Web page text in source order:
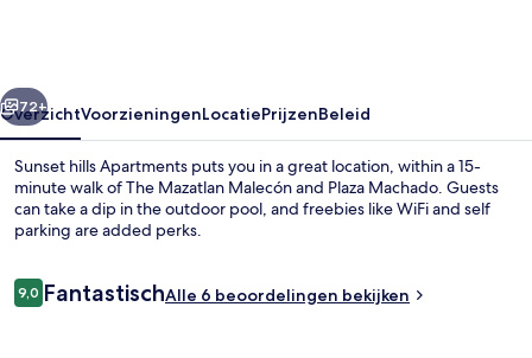
Volgende
72+
OverzichtVoorzieningenLocatiePrijzenBeleid
Sunset hills Apartments puts you in a great location, within a 15-
minute walk of The Mazatlan Malecón and Plaza Machado. Guests
can take a dip in the outdoor pool, and freebies like WiFi and self
parking are added perks.
Beoordelingen
9,09,0 op 10 –
FantastischAlle 6 beoordelingen bekijken